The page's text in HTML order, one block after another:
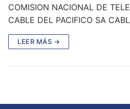
COMISION NACIONAL DE
CABLE DEL PACIFICO SA
LEER MÁS →